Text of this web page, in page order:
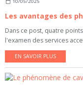
Les avantages des
Dans ce post, quatre
l'examen des services
EN SAVOIR PLUS